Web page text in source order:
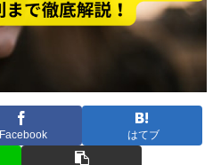
Facebook はてブ